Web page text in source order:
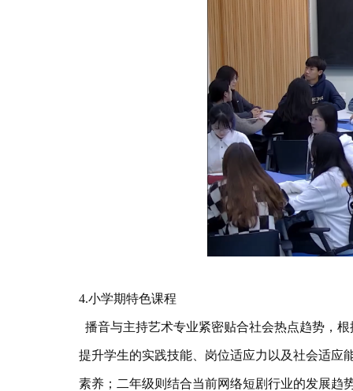
4.小学期特色课程
播音与主持艺术专业紧密贴合社会热点趋势，
提升学生的实践技能、岗位适应力以及社会适应
素养；二年级则结合当前网络短剧行业的发展趋